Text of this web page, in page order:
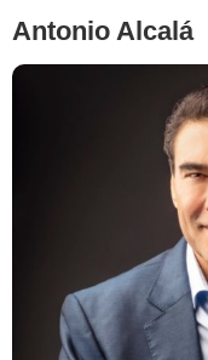
Antonio Alcalá